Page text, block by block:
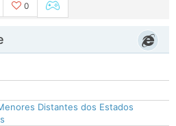
0
Distantes dos Estados